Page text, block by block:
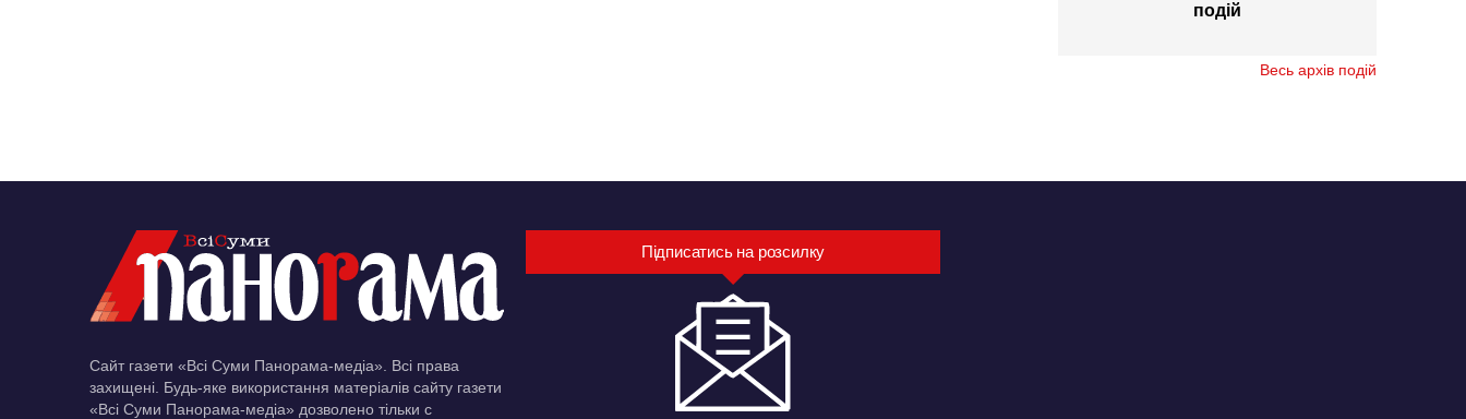
подій
Весь архів подій
Сайт газети «Всі Суми Панорама-медіа». Всі права
захищені. Будь-яке використання матеріалів сайту газети
«Всі Суми Панорама-медіа» дозволено тільки c
Підписатись на розсилку